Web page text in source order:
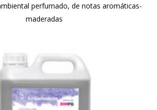
perfumado, de notas aromáticas-
maderadas